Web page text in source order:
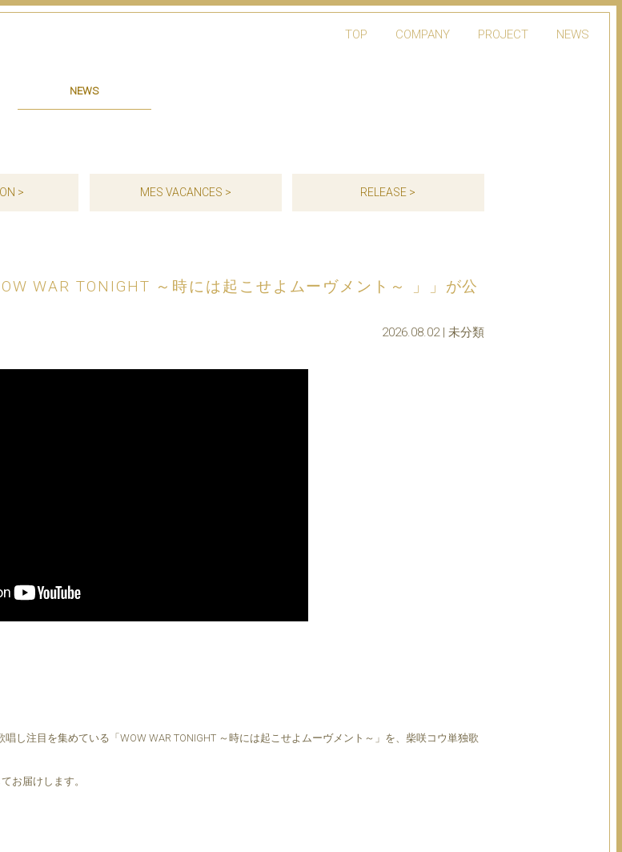
TOP COMPANY PROJECT NEWS
NEWS
> MES VACANCES > RELEASE >
WAR TONIGHT ～時には起こせよムーヴメント～ 」」が公
2026.08.02 | 未分類
し注目を集めている「WOW WAR TONIGHT ～時には起こせよムーヴメント～」を、柴咲コウ単独歌
お届けします。